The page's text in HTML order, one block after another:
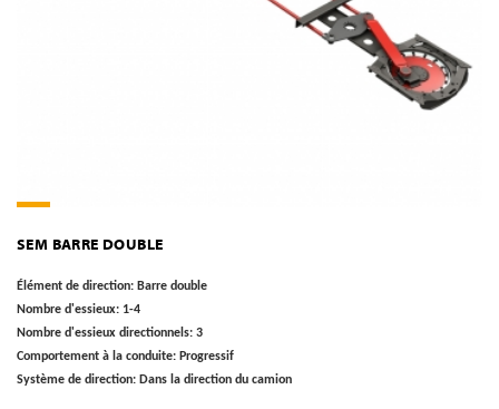
SEM BARRE DOUBLE
Élément de direction: Barre double
Nombre d'essieux: 1-4
Nombre d'essieux directionnels: 3
Comportement à la conduite: Progressif
Système de direction: Dans la direction du camion